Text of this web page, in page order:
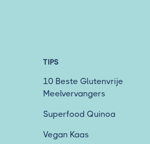
TIPS
10 Beste Glutenvrije
Meelvervangers
Superfood Quinoa
Vegan Kaas